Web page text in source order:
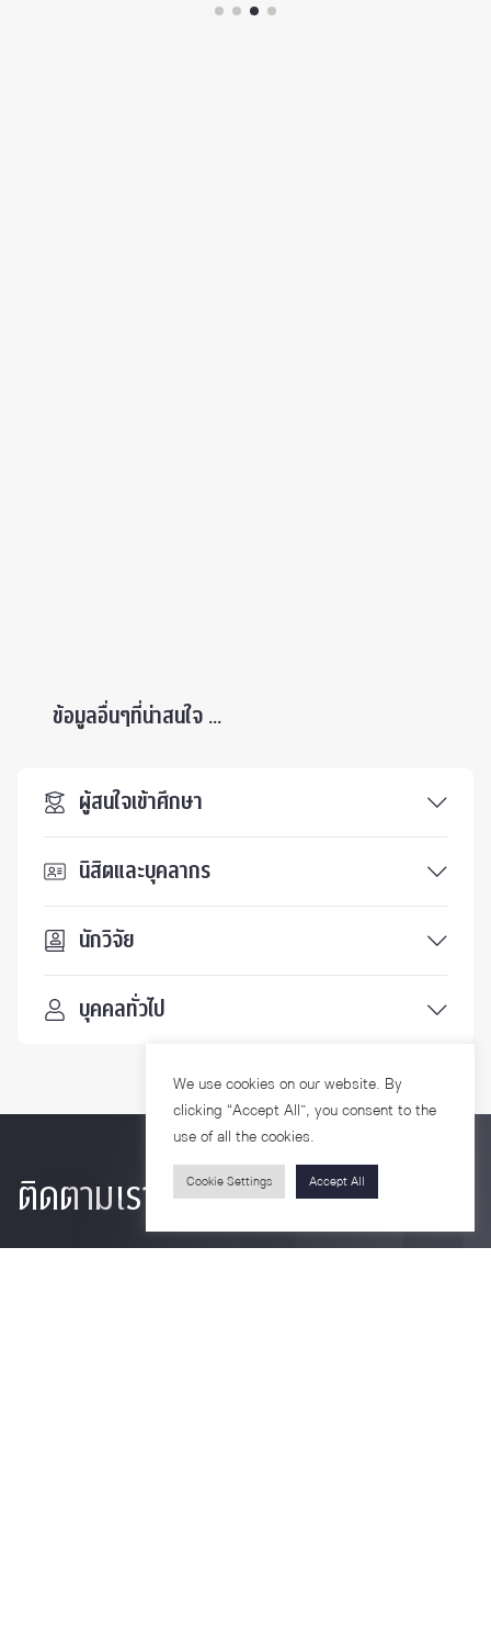
ข้อมูลอื่นๆที่น่าสนใจ ...
ผู้สนใจเข้าศึกษา
นิสิตและบุคลากร
นักวิจัย
บุคคลทั่วไป
ติดตามเรา
We use cookies on our website. By
clicking “Accept All”, you consent to the
use of all the cookies.
Cookie Settings Accept All